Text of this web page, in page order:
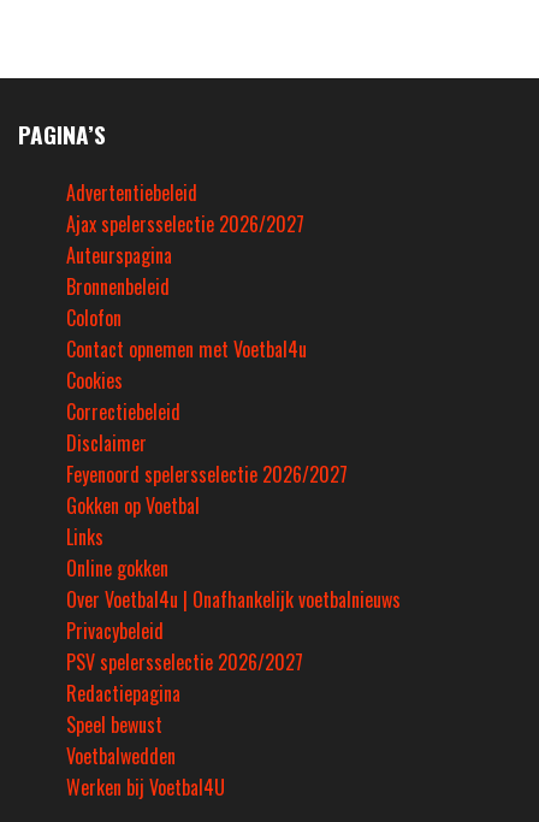
PAGINA’S
Advertentiebeleid
Ajax spelersselectie 2026/2027
Auteurspagina
Bronnenbeleid
Colofon
Contact opnemen met Voetbal4u
Cookies
Correctiebeleid
Disclaimer
Feyenoord spelersselectie 2026/2027
Gokken op Voetbal
Links
Online gokken
Over Voetbal4u | Onafhankelijk voetbalnieuws
Privacybeleid
PSV spelersselectie 2026/2027
Redactiepagina
Speel bewust
Voetbalwedden
Werken bij Voetbal4U